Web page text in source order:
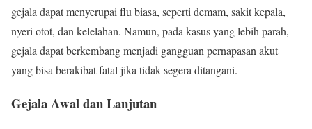
gejala dapat menyerupai flu biasa, seperti demam, sakit kepala,
nyeri otot, dan kelelahan. Namun, pada kasus yang lebih parah,
gejala dapat berkembang menjadi gangguan pernapasan akut
yang bisa berakibat fatal jika tidak segera ditangani.
Gejala Awal dan Lanjutan